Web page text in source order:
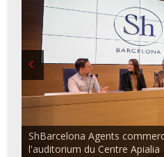
ShBarcelona Agents
l'auditorium du Centre Apialia